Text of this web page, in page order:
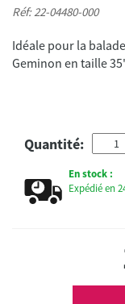
Réf: 22-04480-000
Idéale pour la
Geminon en taille
Quantité:
En stock :
Expédié en